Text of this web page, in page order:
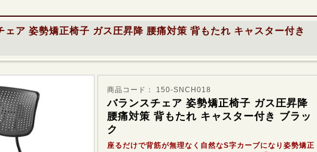
ェア 姿勢矯正椅子 ガス圧昇降 腰痛対策 背もたれ キャスター付き
商品コード： 150-SNCH018
バランスチェア 姿勢矯正椅子 ガス圧昇降
腰痛対策 背もたれ キャスター付き ブラッ
ク
座るだけで背筋が無理なく自然なS字カーブになり姿勢矯正